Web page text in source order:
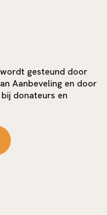
gesteund door
Aanbeveling en door
donateurs en